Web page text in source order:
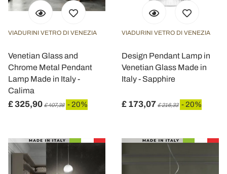
VIADURINI VETRO DI VENEZIA
Venetian Glass and
Chrome Metal Pendant
Lamp Made in Italy -
Calima
£ 325,90 £ 407,38 - 20%
VIADURINI VETRO DI VENEZIA
Design Pendant Lamp in
Venetian Glass Made in
Italy - Sapphire
£ 173,07 £ 216,33 - 20%